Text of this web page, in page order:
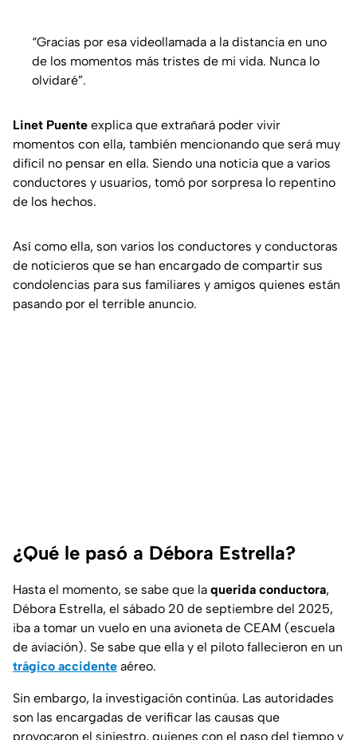
“Gracias por esa videollamada a la distancia en uno
de los momentos más tristes de mi vida. Nunca lo
olvidaré”.
Linet Puente explica que extrañará poder vivir
momentos con ella, también mencionando que será muy
difícil no pensar en ella. Siendo una noticia que a varios
conductores y usuarios, tomó por sorpresa lo repentino
de los hechos.
Así como ella, son varios los conductores y conductoras
de noticieros que se han encargado de compartir sus
condolencias para sus familiares y amigos quienes están
pasando por el terrible anuncio.
¿Qué le pasó a Débora Estrella?
Hasta el momento, se sabe que la querida conductora,
Débora Estrella, el sábado 20 de septiembre del 2025,
iba a tomar un vuelo en una avioneta de CEAM (escuela
de aviación). Se sabe que ella y el piloto fallecieron en un
trágico accidente aéreo.
Sin embargo, la investigación continúa. Las autoridades
son las encargadas de verificar las causas que
provocaron el siniestro, quienes con el paso del tiempo y